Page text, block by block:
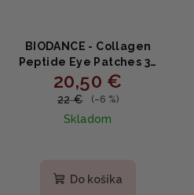
BIODANCE - Collagen
Peptide Eye Patches 30
pairs - Kolagénové
peptidové náplasti na
20,50 €
22 € (–6 %)
Skladom
Do košíka